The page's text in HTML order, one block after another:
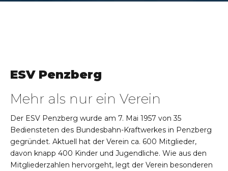
ESV Penzberg
Mehr als nur ein Verein
Der ESV Penzberg wurde am 7. Mai 1957 von 35
Bediensteten des Bundesbahn-Kraftwerkes in Penzberg
gegründet. Aktuell hat der Verein ca. 600 Mitglieder,
davon knapp 400 Kinder und Jugendliche. Wie aus den
Mitgliederzahlen hervorgeht, legt der Verein besonderen